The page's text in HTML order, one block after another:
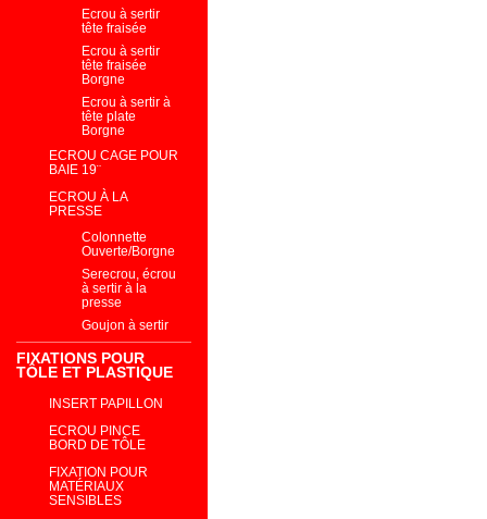
Ecrou à sertir
tête fraisée
Ecrou à sertir
tête fraisée
Borgne
Ecrou à sertir à
tête plate
Borgne
ECROU CAGE POUR
BAIE 19¨
ECROU À LA
PRESSE
Colonnette
Ouverte/Borgne
Serecrou, écrou
à sertir à la
presse
Goujon à sertir
FIXATIONS POUR
TÔLE ET PLASTIQUE
INSERT PAPILLON
ECROU PINCE
BORD DE TÔLE
FIXATION POUR
MATÉRIAUX
SENSIBLES